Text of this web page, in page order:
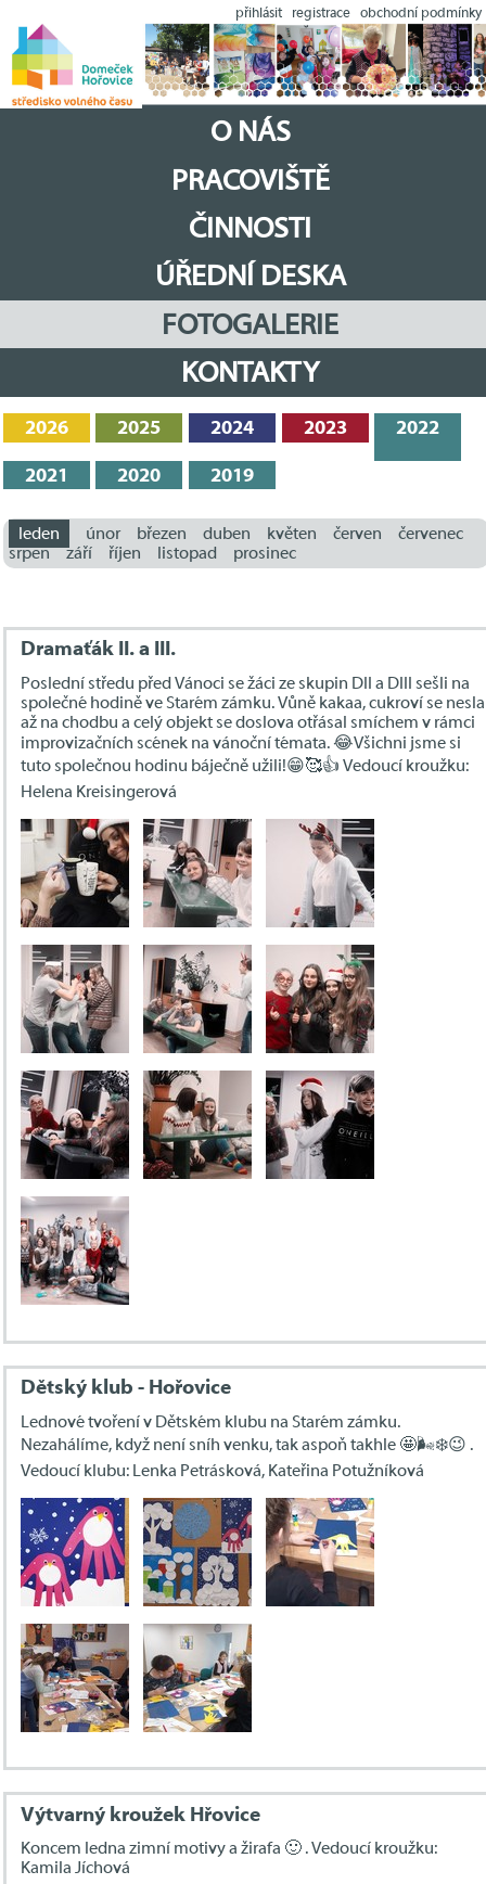
přihlásit registrace obchodní podmínky
O NÁS
PRACOVIŠTĚ
ČINNOSTI
ÚŘEDNÍ DESKA
FOTOGALERIE
KONTAKTY
2026 2025 2024 2023 2022
2021 2020 2019
leden únor březen duben květen červen
červenec
srpen
září říjen listopad prosinec
Dramaťák II. a III.
Poslední středu před Vánoci se žáci ze skupin DII a DIII sešli na
společné hodině ve Starém zámku. Vůně kakaa, cukroví se nesla
až na chodbu a celý objekt se doslova otřásal smíchem v rámci
improvizačních scének na vánoční témata. 😂Všichni jsme si
tuto společnou hodinu báječně užili!😁🥰👍 Vedoucí kroužku:
Helena Kreisingerová
Dětský klub - Hořovice
Lednové tvoření v Dětském klubu na Starém zámku.
Nezahálíme, když není sníh venku, tak aspoň takhle 🤩🌬❄️😉 .
Vedoucí klubu: Lenka Petrásková, Kateřina Potužníková
Výtvarný kroužek Hřovice
Koncem ledna zimní motivy a žirafa 🙂 . Vedoucí kroužku:
Kamila Jíchová